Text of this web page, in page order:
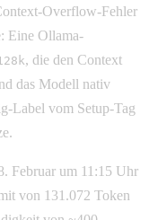
Overflow-Fehler
Eine Ollama-
, die den Context
das Modell nativ
Label vom Setup-Tag
Februar um 11:15 Uhr
von 131.072 Token